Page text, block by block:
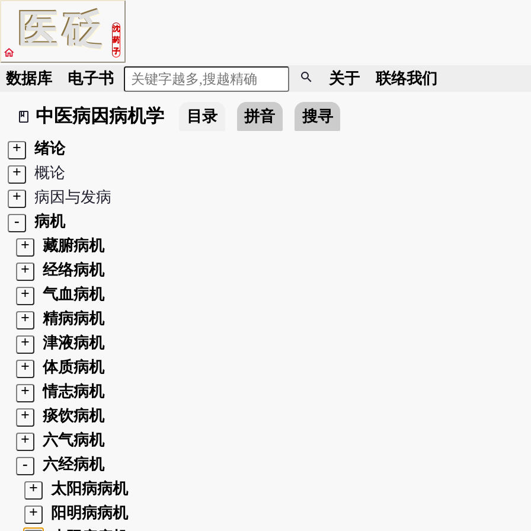
医砭
沈
药
子
home
数据库 电子书 search 关于 联络我们
book_2
中医病因病机学 目录 拼音
搜寻
+
绪论
+
概论
+
病因与发病
-
病机
+
藏腑病机
+
经络病机
+
气血病机
+
精病病机
+
津液病机
+
体质病机
+
情志病机
+
痰饮病机
+
六气病机
-
六经病机
+
太阳病病机
+
阳明病病机